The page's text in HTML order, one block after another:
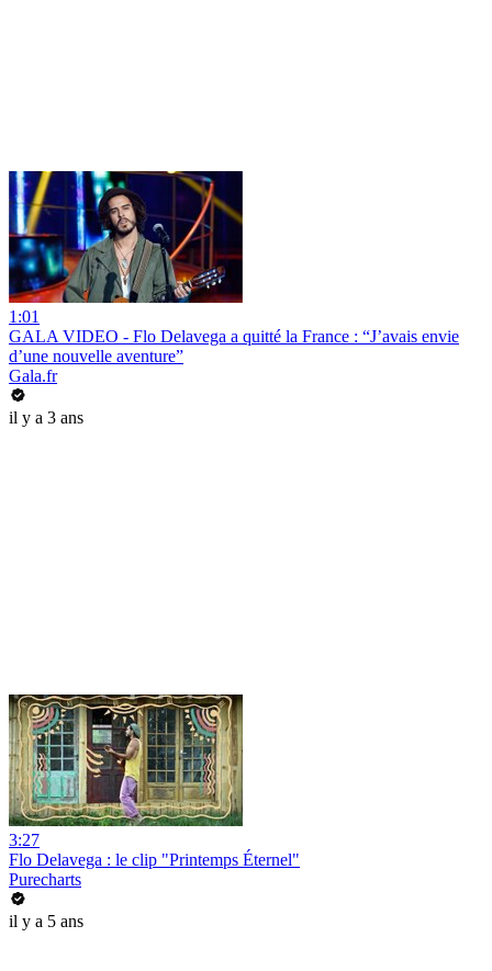
1:01
GALA VIDEO - Flo Delavega a quitté la France : “J’avais envie
d’une nouvelle aventure”
Gala.fr
il y a 3 ans
3:27
Flo Delavega : le clip "Printemps Éternel"
Purecharts
il y a 5 ans